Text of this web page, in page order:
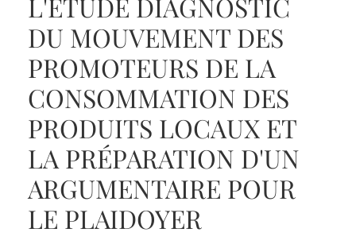
DU MOUVEMENT DES
PROMOTEURS DE LA
CONSOMMATION DES
PRODUITS LOCAUX ET
LA PRÉPARATION D'UN
ARGUMENTAIRE POUR
LE PLAIDOYER